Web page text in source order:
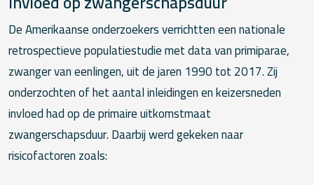
De Amerikaanse onderzoekers verrichtten een nationale
retrospectieve populatiestudie met data van primiparae,
zwanger van eenlingen, uit de jaren 1990 tot 2017. Zij
onderzochten of het aantal inleidingen en keizersneden
invloed had op de primaire uitkomstmaat
zwangerschapsduur. Daarbij werd gekeken naar
risicofactoren zoals: